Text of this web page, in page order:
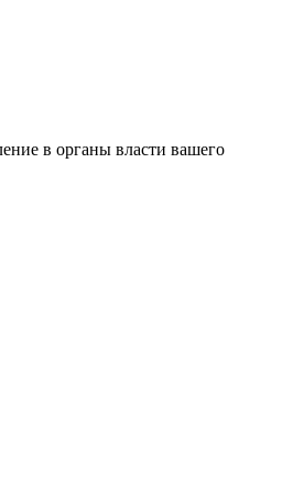
в органы власти вашего